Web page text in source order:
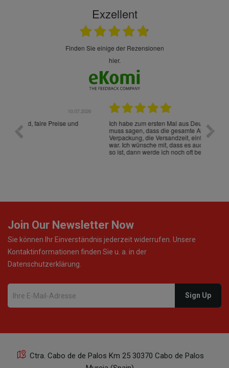
Exzellent
finden Sie einige der Rezensionen
hier.
28.05.2026
Ich habe zum ersten Mal aus Deutschland bestellt und
muss sagen, dass die gesamte Abwicklung, die
Verpackung, die Versandzeit, einfach alles "excelente"
war. Ich wünsche mit, dass es auch beim nächsten Mal
so ist, dann werde ich noch oft bestellen! ¡Viva España!
Die
gut
ist
Join Our Newsletter Now
Sie können Ihr Einverständnis jederzeit widerrufen. Unsere
Kontaktinformationen finden Sie u. a. in der
Datenschutzerklärung.
Ctra. Cabo de de Palos Km 25 30370 Cabo de Palos